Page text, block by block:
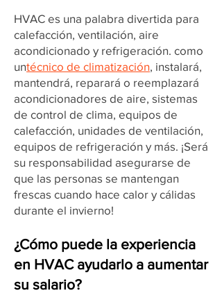
HVAC es una palabra divertida para
calefacción, ventilación, aire
acondicionado y refrigeración. como
untécnico de climatización, instalará,
mantendrá, reparará o reemplazará
acondicionadores de aire, sistemas
de control de clima, equipos de
calefacción, unidades de ventilación,
equipos de refrigeración y más. ¡Será
su responsabilidad asegurarse de
que las personas se mantengan
frescas cuando hace calor y cálidas
durante el invierno!
¿Cómo puede la experiencia
en HVAC ayudarlo a aumentar
su salario?